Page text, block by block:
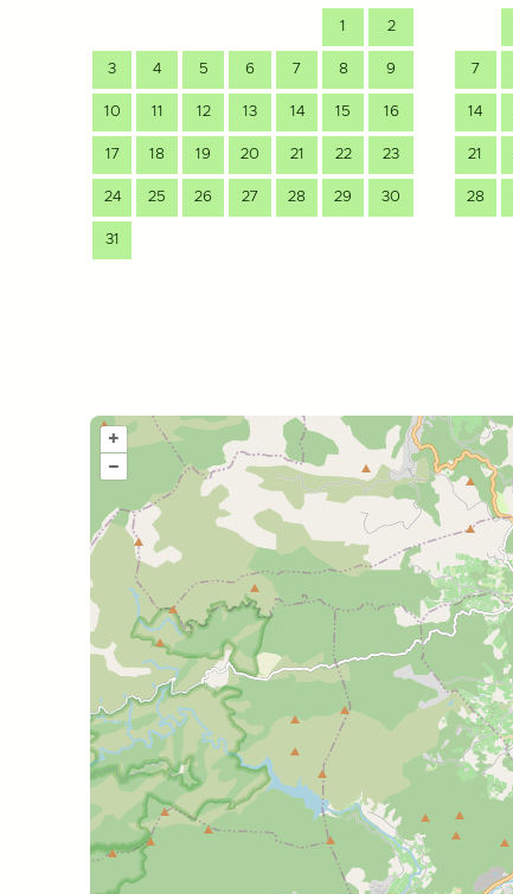
1 2
3 4 5 6 7 8 9
10 11 12 13 14 15 16
17 18 19 20 21 22 23
24 25 26 27 28 29 30
31
7
14
21
28
+
–